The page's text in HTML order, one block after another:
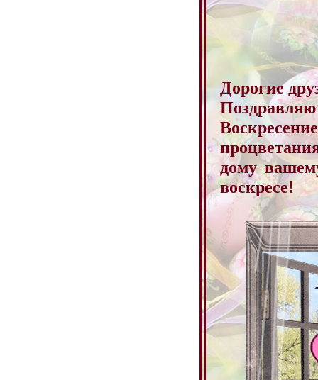
Дорогие
дому
воскресе!